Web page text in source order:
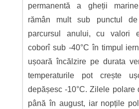
permanentă a gheții
rămân mult sub punctul
parcursul anului, cu valori
coborî sub -40°C în timpul
ușoară încălzire pe durata
temperaturile pot crește
depășesc -10°C. Zilele polare
până în august, iar nopțile